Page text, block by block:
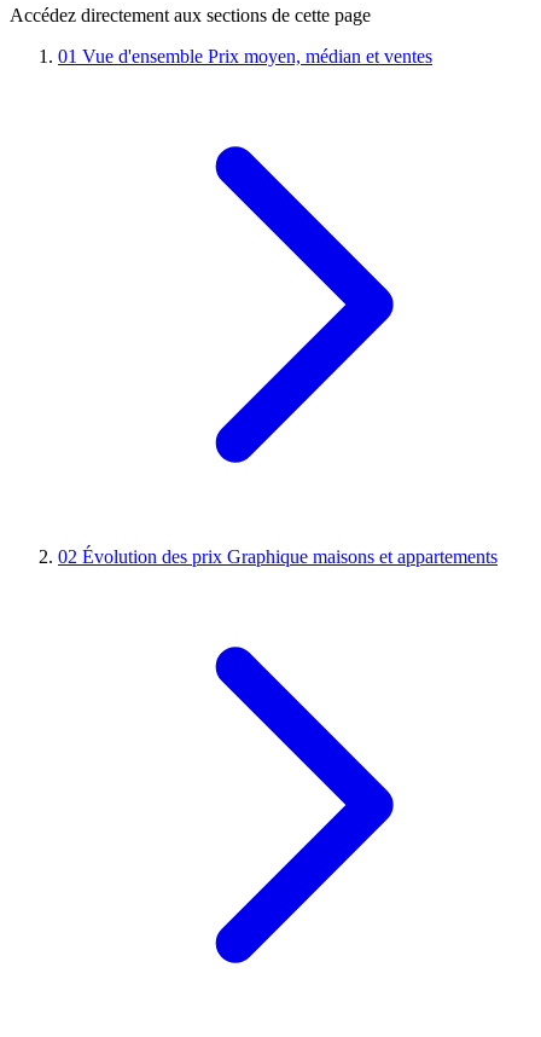
Accédez directement aux sections de cette page
01 Vue d'ensemble Prix moyen, médian et ventes
02 Évolution des prix Graphique maisons et appartements